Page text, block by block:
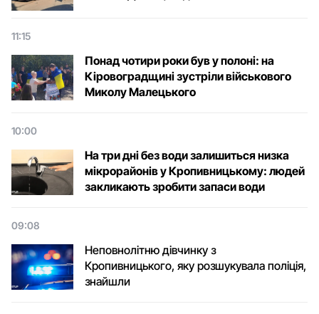
11:15
Понад чотири роки був у полоні: на
Кіровоградщині зустріли військового
Микoлу Малецькoгo
10:00
На три дні без води залишиться низка
мікрорайонів у Кропивницькому: людей
закликають зробити запаси води
09:08
Неповнолітню дівчинку з
Кропивницького, яку розшукувала поліція,
знайшли